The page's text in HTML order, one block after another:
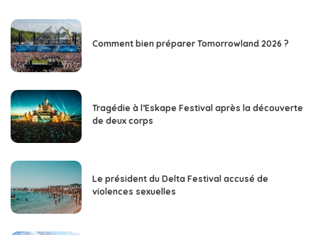
Comment bien préparer Tomorrowland 2026 ?
Tragédie à l’Eskape Festival après la découverte
de deux corps
Le président du Delta Festival accusé de
violences sexuelles